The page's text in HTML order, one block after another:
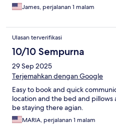
James, perjalanan 1 malam
Ulasan terverifikasi
10/10 Sempurna
29 Sep 2025
Terjemahkan dengan Google
Easy to book and quick
location and the bed and
be staying there agian.
MARIA, perjalanan 1 malam